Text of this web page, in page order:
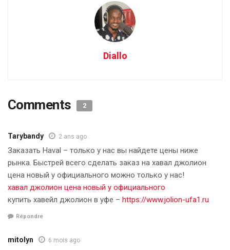
Diallo
Comments 2
Tarybandy 2 ans ago
Заказать Haval – только у нас вы найдете цены ниже
рынка. Быстрей всего сделать заказ на хавал джолион
цена новый у официального можно только у нас!
хавал джолион цена новый у официального
купить хавейл джолион в уфе – https://www.jolion-ufa1.ru
Répondre
mitolyn 6 mois ago